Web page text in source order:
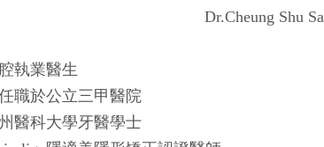
Dr.Cheung Shu
執業醫生
職於公立三甲醫院
醫科大學牙醫學士